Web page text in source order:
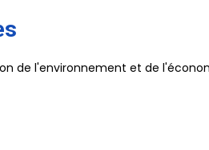
de l'environnement et de